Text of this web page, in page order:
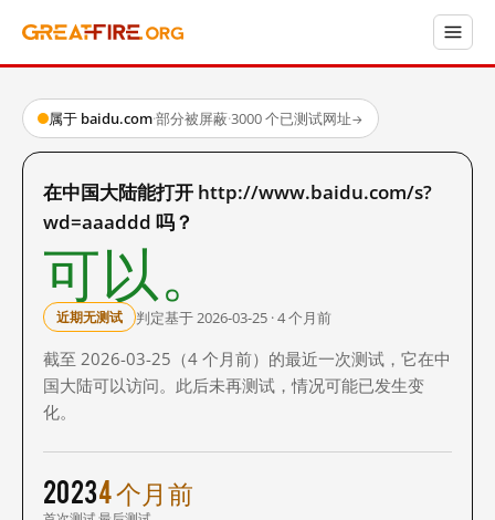
属于 baidu.com·部分被屏蔽·3000 个已测试网址→
在中国大陆能打开 http://www.baidu.com/s?
wd=aaaddd 吗？
可以。
近期无测试 判定基于 2026-03-25 · 4 个月前
截至 2026-03-25（4 个月前）的最近一次测试，它在中
国大陆可以访问。此后未再测试，情况可能已发生变
化。
20234 个月前